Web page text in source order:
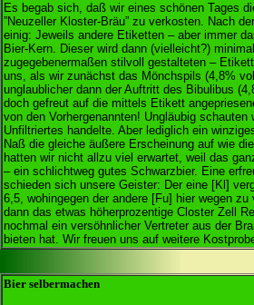
Es begab sich, daß wir eines schönen Tages
”Neuzeller Kloster-Bräu” zu verkosten. Nach
einig: Jeweils andere Etiketten – aber immer
Bier-Kern. Dieser wird dann (vielleicht?)
zugegebenermaßen stilvoll gestalteten –
uns, als wir zunächst das Mönchspils (4,8%
unglaublicher dann der Auftritt des Bibulibus
doch gefreut auf die mittels Etikett
von den Vorhergenannten! Ungläubig
Unfiltriertes handelte. Aber lediglich ein
Naß die gleiche äußere Erscheinung auf wie
hatten wir nicht allzu viel erwartet, weil das
– ein schlichtweg gutes Schwarzbier. Eine
schieden sich unsere Geister: Der eine [Kl]
6,5, wohingegen der andere [Fu] hier wegen
dann das etwas höherprozentige Closter Zell
nochmal ein versöhnlicher Vertreter aus der
bieten hat. Wir freuen uns auf weitere
Bier selbermachen